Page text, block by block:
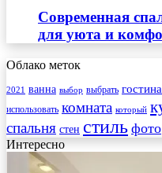
Современная
для уюта и
Облако меток
2021 ванна выбор выбрать
использовать комната который
спальня стен стиль фото
Интересно